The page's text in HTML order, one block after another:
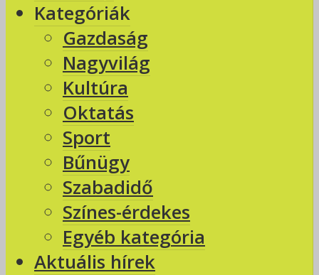
Kategóriák
Gazdaság
Nagyvilág
Kultúra
Oktatás
Sport
Bűnügy
Szabadidő
Színes-érdekes
Egyéb kategória
Aktuális hírek